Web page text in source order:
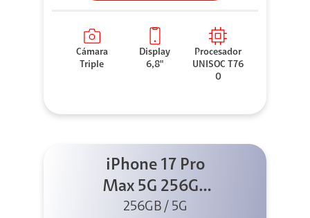
Cámara
Triple
Display
6,8"
Procesador
UNISOC T76
0
iPhone 17 Pro
Max 5G 256GB
Cosmic Orange
256GB / 5G